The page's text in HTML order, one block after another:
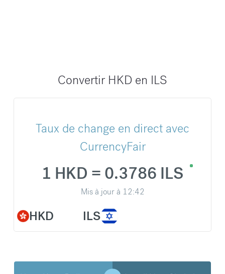
Convertir HKD en ILS
Taux de change en direct avec
CurrencyFair
HKD
1 HKD = 0.3786 ILS
Mis à jour à 12:42
ILS